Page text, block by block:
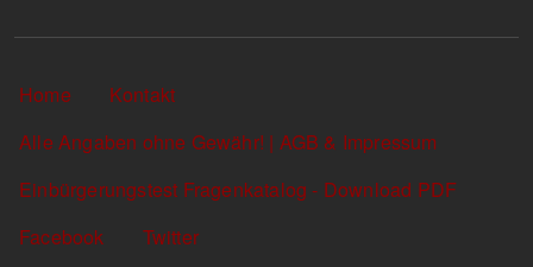
Sekundärlinks
Home
Kontakt
Alle Angaben ohne Gewähr! | AGB & Impressum
Einbürgerungstest Fragenkatalog - Download PDF
Facebook
Twitter